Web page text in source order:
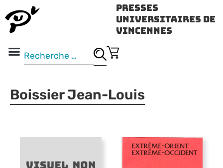
Presses
Universitaires de
Vincennes
Boissier Jean-Louis